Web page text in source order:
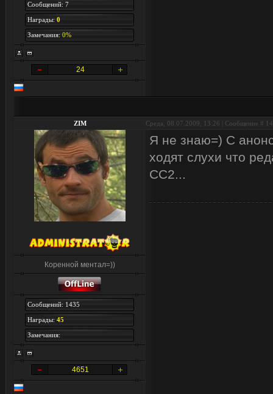
Сообщений: 7
Награды: 0
Замечания: 0%
24
ZIM Среда, 08.07.2009, 13:26 | Сообщение # 14
Коренной ментал=))
Сообщений: 1435
Награды: 45
Замечания:
4651
Я не знаю=) С
ходят слухи что
СС2...